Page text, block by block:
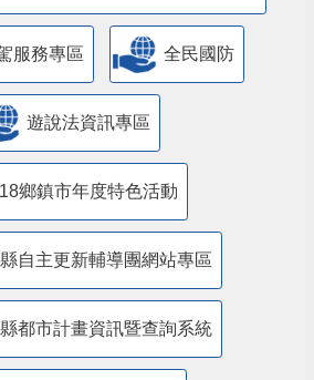
服務專區 全民國防
遊說法資訊專區
18鄉鎮市年度特色活動
自主更新輔導團網站專區
都市計畫資訊暨查詢系統